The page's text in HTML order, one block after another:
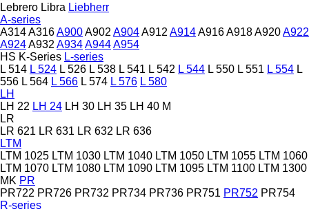
Lebrero Libra Liebherr
A-series
A314A316A900A902 A904A912 A914A916A918A920A922
A924A932 A934A944A954
HS K-Series L-series
L 514 L 524 L 526 L 538 L 541 L 542 L 544 L 550 L 551 L 554 L
556 L 564 L 566 L 574 L 576 L 580
LH
LH 22 LH 24 LH 30 LH 35 LH 40 M
LR
LR 621 LR 631 LR 632 LR 636
LTM
LTM 1025 LTM 1030 LTM 1040 LTM 1050 LTM 1055 LTM 1060
LTM 1070 LTM 1080 LTM 1090 LTM 1095 LTM 1100 LTM 1300
MK PR
PR722 PR726 PR732 PR734 PR736 PR751 PR752 PR754
R-series